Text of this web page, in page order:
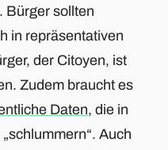
Bürger sollten
in repräsentativen
der Citoyen, ist
Zudem braucht es
Daten, die in
Auch